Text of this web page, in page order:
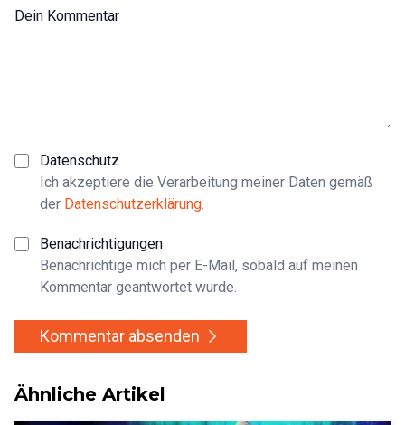
Dein Kommentar
Datenschutz
Ich akzeptiere die Verarbeitung meiner Daten gemäß
der Datenschutzerklärung.
Benachrichtigungen
Benachrichtige mich per E-Mail, sobald auf meinen
Kommentar geantwortet wurde.
Kommentar absenden
Ähnliche Artikel